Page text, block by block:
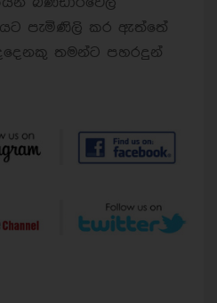
පැමිණිලි කර ඇත්තේ
තමන්ට පහරදුන්